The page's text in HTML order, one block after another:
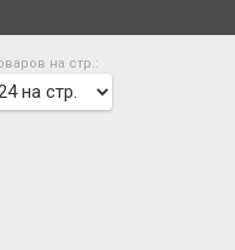
на стр.: